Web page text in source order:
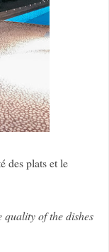
des plats et le
of the dishes